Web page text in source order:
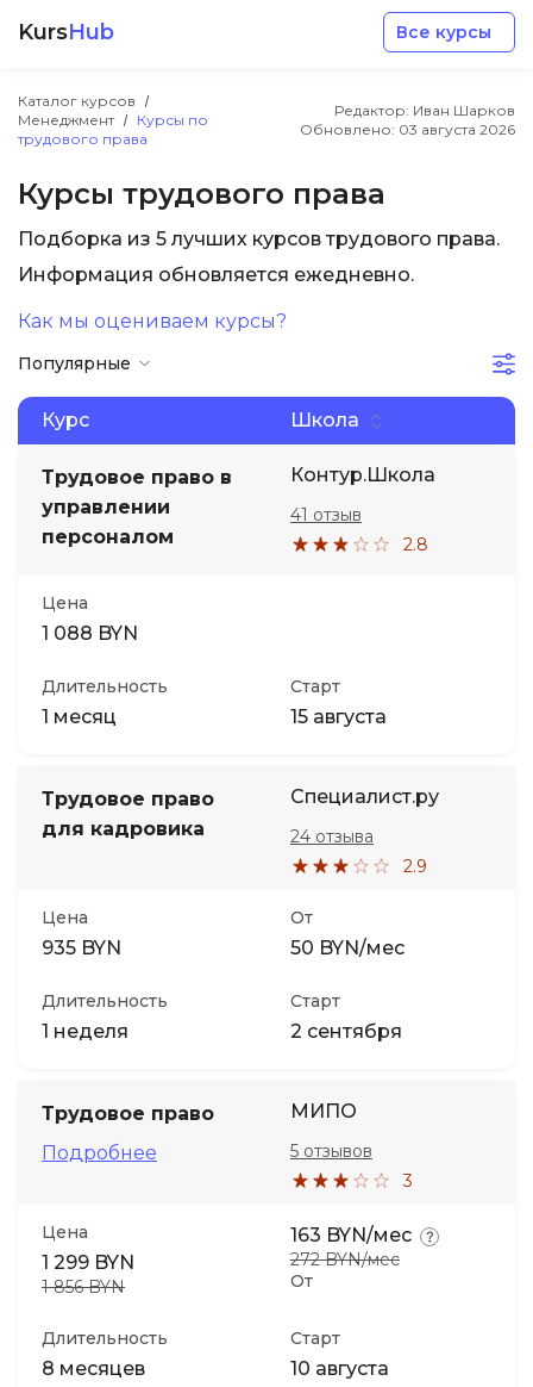
KursHub Все курсы
Каталог курсов
Менеджмент
Курсы по
трудового права
Редактор: Иван Шарков
Обновлено: 03 августа 2026
Курсы трудового права
Подборка из 5 лучших курсов трудового права.
Информация обновляется ежедневно.
Как мы оцениваем курсы?
Популярные
Курс Школа
Трудовое право в
управлении
персоналом
Контур.Школа
2.8
41 отзыв
Цена
1 088 BYN
Длительность
1 месяц
Старт
15 августа
Трудовое право
для кадровика
Специалист.ру
2.9
24 отзыва
Цена
935 BYN
От
50 BYN/мес
Длительность
1 неделя
Старт
2 сентября
Трудовое право
Подробнее
МИПО
3
5 отзывов
Цена
1 299 BYN
1 856 BYN От
163 BYN/мес
272 BYN/мес
Длительность
8 месяцев
Старт
10 августа
Разработка
Маркетинг
Дизайн
Менеджмент
ДПО
Детям